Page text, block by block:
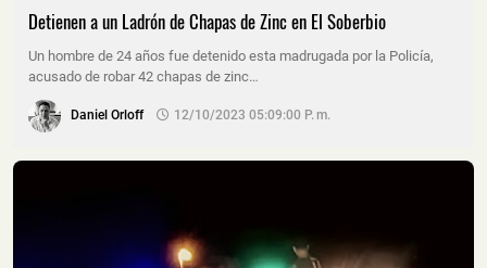
Detienen a un Ladrón de Chapas de Zinc en El Soberbio
Un hombre de 24 años fue detenido esta madrugada por la Policía,
acusado de robar 42 chapas de zinc…
Daniel Orloff 12/10/2023 05:09:00 P. M.